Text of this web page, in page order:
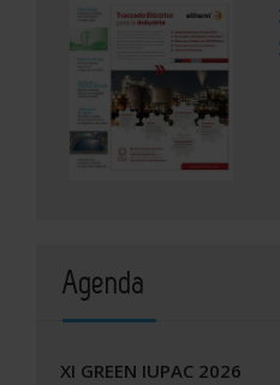
Agenda
XI GREEN IUPAC 2026